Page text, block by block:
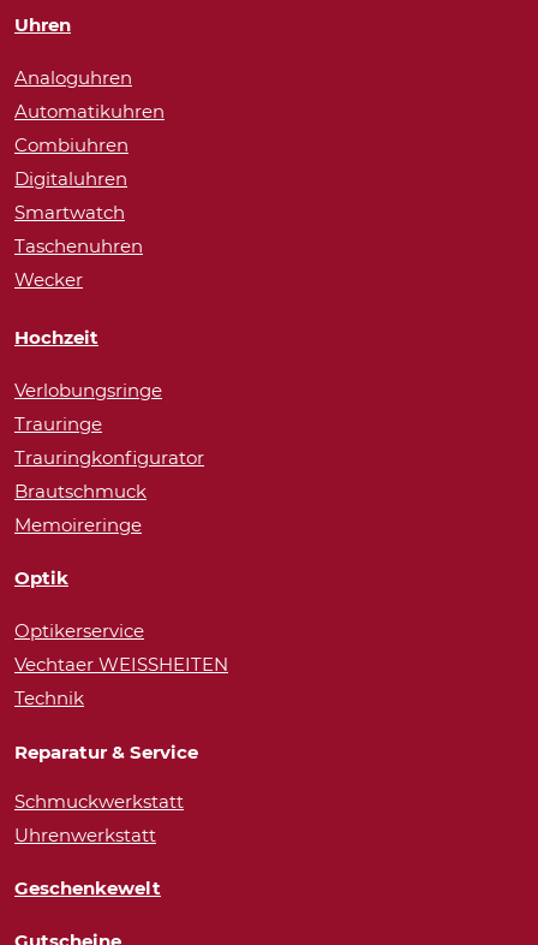
Uhren
Analoguhren
Automatikuhren
Combiuhren
Digitaluhren
Smartwatch
Taschenuhren
Wecker
Hochzeit
Verlobungsringe
Trauringe
Trauringkonfigurator
Brautschmuck
Memoireringe
Optik
Optikerservice
Vechtaer WEISSHEITEN
Technik
Reparatur & Service
Schmuckwerkstatt
Uhrenwerkstatt
Geschenkewelt